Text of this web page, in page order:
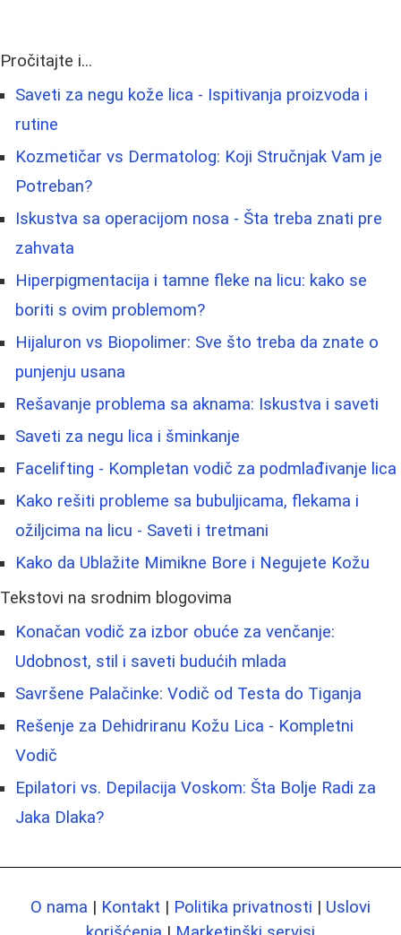
Pročitajte i...
Saveti za negu kože lica - Ispitivanja proizvoda i
rutine
Kozmetičar vs Dermatolog: Koji Stručnjak Vam je
Potreban?
Iskustva sa operacijom nosa - Šta treba znati pre
zahvata
Hiperpigmentacija i tamne fleke na licu: kako se
boriti s ovim problemom?
Hijaluron vs Biopolimer: Sve što treba da znate o
punjenju usana
Rešavanje problema sa aknama: Iskustva i saveti
Saveti za negu lica i šminkanje
Facelifting - Kompletan vodič za podmlađivanje lica
Kako rešiti probleme sa bubuljicama, flekama i
ožiljcima na licu - Saveti i tretmani
Kako da Ublažite Mimikne Bore i Negujete Kožu
Tekstovi na srodnim blogovima
Konačan vodič za izbor obuće za venčanje:
Udobnost, stil i saveti budućih mlada
Savršene Palačinke: Vodič od Testa do Tiganja
Rešenje za Dehidriranu Kožu Lica - Kompletni
Vodič
Epilatori vs. Depilacija Voskom: Šta Bolje Radi za
Jaka Dlaka?
O nama | Kontakt | Politika privatnosti | Uslovi